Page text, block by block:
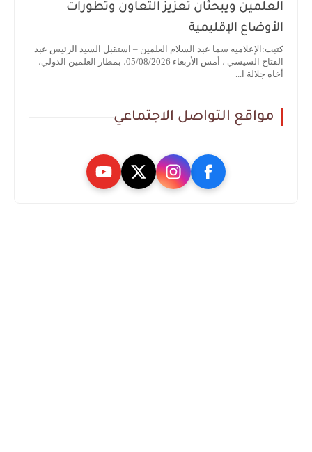
العلمين ويبحثان تعزيز التعاون وتطورات
الأوضاع الإقليمية
كتبت:الإعلاميه سما عبد السلام العلمين – استقبل السيد الرئيس عبد
الفتاح السيسي ، أمس الأربعاء 05/08/2026، بمطار العلمين الدولي،
أخاه جلالة ا...
مواقع التواصل الاجتماعي